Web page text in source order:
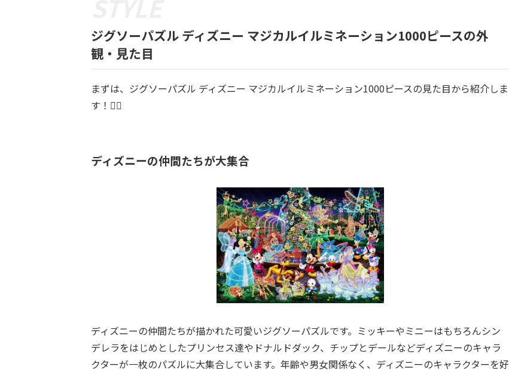
ジグソーパズル ディズニー マジカルイルミネーション1000ピースの外
観・見た目
まずは、ジグソーパズル ディズニー マジカルイルミネーション1000ピースの見た目から紹介しま
す！💁‍♀️
ディズニーの仲間たちが大集合
ディズニーの仲間たちが描かれた可愛いジグソーパズルです。ミッキーやミニーはもちろんシン
デレラをはじめとしたプリンセス達やドナルドダック、チップとデールなどディズニーのキャラ
クターが一枚のパズルに大集合しています。年齢や男女関係なく、ディズニーのキャラクターを好